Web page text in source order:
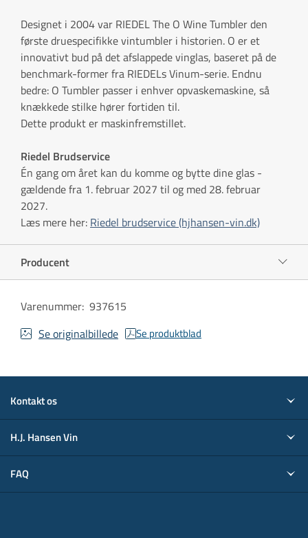
Designet i 2004 var RIEDEL The O Wine Tumbler den
første druespecifikke vintumbler i historien. O er et
innovativt bud på det afslappede vinglas, baseret på de
benchmark-former fra RIEDELs Vinum-serie. Endnu
bedre: O Tumbler passer i enhver opvaskemaskine, så
knækkede stilke hører fortiden til.
Dette produkt er maskinfremstillet.
Riedel Brudservice
Én gang om året kan du komme og bytte dine glas -
gældende fra 1. februar 2027 til og med 28. februar
2027.
Læs mere her: Riedel brudservice (hjhansen-vin.dk)
Producent
Varenummer: 937615
Se originalbillede
Se produktblad
Kontakt os
H.J. Hansen Vin
FAQ